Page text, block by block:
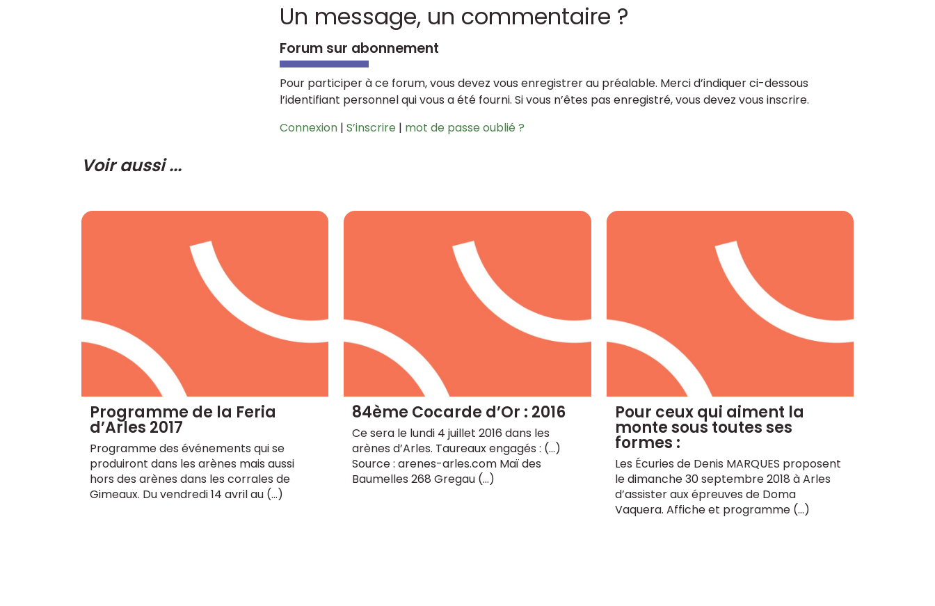
Un message, un commentaire ?
Forum sur abonnement
Pour participer à ce forum, vous devez vous enregistrer au préalable. Merci d’indiquer ci-dessous
l’identifiant personnel qui vous a été fourni. Si vous n’êtes pas enregistré, vous devez vous inscrire.
Connexion | S’inscrire | mot de passe oublié ?
Voir aussi ...
Programme de la Feria
d’Arles 2017
Programme des événements qui se
produiront dans les arènes mais aussi
hors des arènes dans les corrales de
Gimeaux. Du vendredi 14 avril au (…)
84ème Cocarde d’Or : 2016
Ce sera le lundi 4 juillet 2016 dans les
arènes d’Arles. Taureaux engagés : (...)
Source : arenes-arles.com Maï des
Baumelles 268 Gregau (…)
Pour ceux qui aiment la
monte sous toutes ses
formes :
Les Écuries de Denis MARQUES proposent
le dimanche 30 septembre 2018 à Arles
d’assister aux épreuves de Doma
Vaquera. Affiche et programme (…)